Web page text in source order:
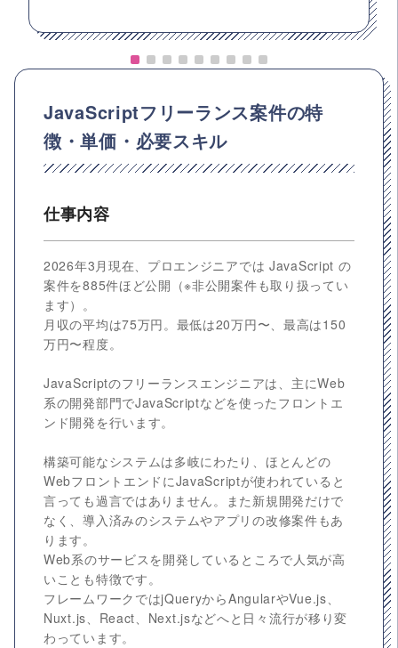
JavaScriptフリーランス案件の特
徴・単価・必要スキル
仕事内容
2026年3月現在、プロエンジニアでは JavaScript の
案件を885件ほど公開（※非公開案件も取り扱ってい
ます）。
月収の平均は75万円。最低は20万円〜、最高は150
万円〜程度。
JavaScriptのフリーランスエンジニアは、主にWeb
系の開発部門でJavaScriptなどを使ったフロントエ
ンド開発を行います。
構築可能なシステムは多岐にわたり、ほとんどの
WebフロントエンドにJavaScriptが使われていると
言っても過言ではありません。また新規開発だけで
なく、導入済みのシステムやアプリの改修案件もあ
ります。
Web系のサービスを開発しているところで人気が高
いことも特徴です。
フレームワークではjQueryからAngularやVue.js、
Nuxt.js、React、Next.jsなどへと日々流行が移り変
わっています。